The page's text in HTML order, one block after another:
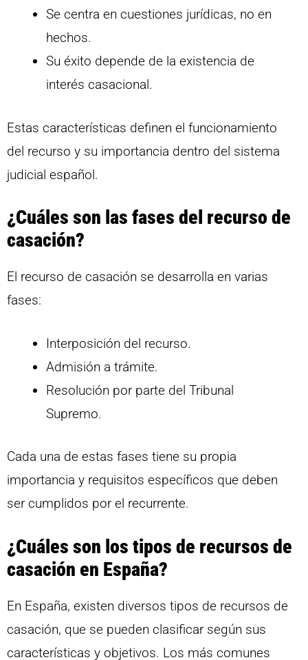
Se centra en cuestiones jurídicas, no en
hechos.
Su éxito depende de la existencia de
interés casacional.
Estas características definen el funcionamiento
del recurso y su importancia dentro del sistema
judicial español.
¿Cuáles son las fases del recurso de
casación?
El recurso de casación se desarrolla en varias
fases:
Interposición del recurso.
Admisión a trámite.
Resolución por parte del Tribunal
Supremo.
Cada una de estas fases tiene su propia
importancia y requisitos específicos que deben
ser cumplidos por el recurrente.
¿Cuáles son los tipos de recursos de
casación en España?
En España, existen diversos tipos de recursos de
casación, que se pueden clasificar según sus
características y objetivos. Los más comunes